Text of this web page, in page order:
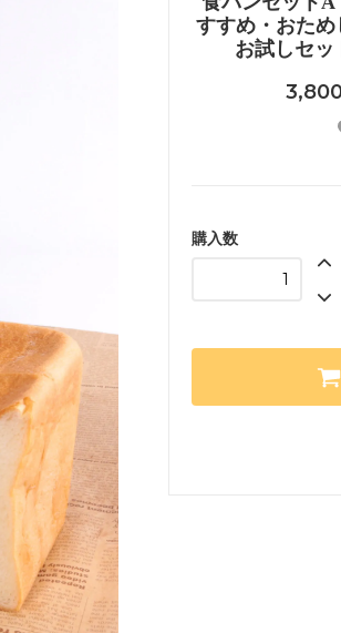
すすめ・おた
お試しセッ
購入数